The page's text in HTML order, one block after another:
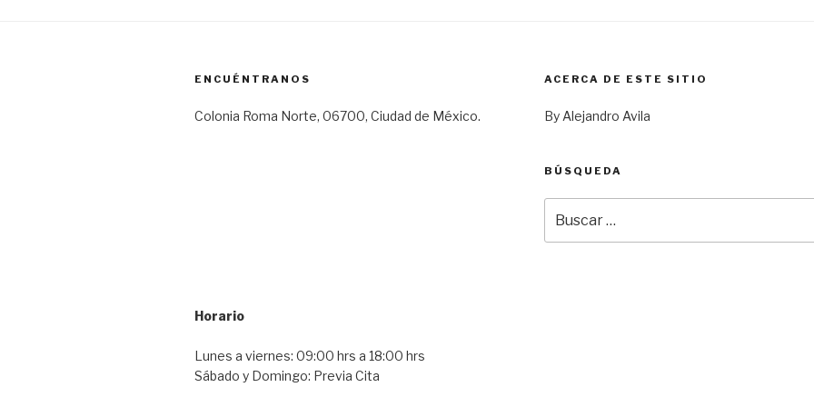
ENCUÉNTRANOS
Colonia Roma Norte, 06700, Ciudad de México.
Horario
Lunes a viernes: 09:00 hrs a 18:00 hrs
Sábado y Domingo: Previa Cita
ACERCA DE ESTE SITIO
By Alejandro Avila
BÚSQUEDA
por: